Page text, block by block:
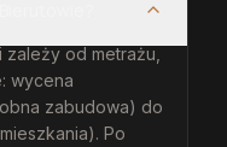
od metrażu,
wycena
zabudowa) do
Po